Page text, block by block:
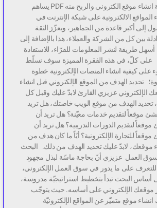
كيفية انشاء موقع الكتروني والربح منه PDF يساهم
المواقع الالكترونية على شبكة الإنترنت في
إلى أكبر قاعدة من الجماهير، ويعزّز الثقة
بين كل من الشركة والعملاء، هذا بالإضافة إلى
أسهل طريقة لنشر المعلومات للقرّاء، للاستفادة
على كلّ، في هذه الفقرة المميزة سوف نسلّط
على كيفية انشاء المنصات الإلكترونية خطوة
تحديد الهدف من الموقع الإلكتروني قبل انشاء
الإلكتروني عزيزي القارئ لابدّ عليك وقبل كل
الهدف من موقع الويب خاصتك، هل تريد
موقعاً لتقديم خدمات معيّنة؟ هل تريد أن
موقعاً لتقديم الدورات التدريبية؟ هل تريد أن
موقعاً للتجارة الإلكترونية؟ أيّاً ما كان هدف من
موقعك، لابدّ عليك تحديد الهدف من ذلك. البحث
العمل عزيزي أنّ بحاجة ماسّة لبذل مجهود
للتعرف على ما يدور في سوق العمل الإلكتروني،
أساس البحث تبدأ بتخطيط استراتيجيّة مدروسة،
موقعك الإلكتروني على أساسه. حيث يتوجّب
انشاء موقع متميّز عن المواقع الإلكترونيّة